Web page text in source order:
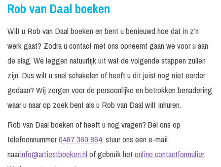
Rob van Daal boeken
Wilt u Rob van Daal boeken en bent u benieuwd hoe dat in z’n
werk gaat? Zodra u contact met ons opneemt gaan we voor u aan
de slag. We leggen natuurlijk uit wat de volgende stappen zullen
zijn. Dus wilt u snel schakelen of heeft u dit juist nog niet eerder
gedaan? Wij zorgen voor de persoonlijke en betrokken benadering
waar u naar op zoek bent als u Rob van Daal wilt inhuren.
Rob van Daal boeken of heeft u nog vragen? Bel ons op
telefoonnummer0497 360 864, stuur ons een e-mail
naarinfo@artiestboeken.nlof gebruik het online contactformulier.